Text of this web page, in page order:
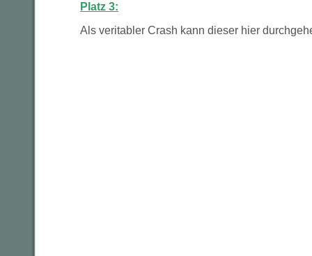
Platz 3:
Als veritabler Crash kann dieser hier